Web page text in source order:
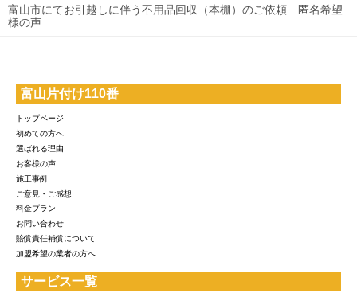
富山市にてお引越しに伴う不用品回収（本棚）のご依頼 匿名希望
様の声
富山片付け110番
トップページ
初めての方へ
選ばれる理由
お客様の声
施工事例
ご意見・ご感想
料金プラン
お問い合わせ
賠償責任補償について
加盟希望の業者の方へ
サービス一覧